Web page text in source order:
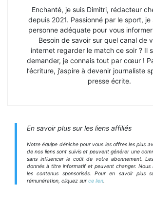
Enchanté, je suis Dimitri, rédacteur
depuis 2021. Passionné par le sport, je
personne adéquate pour vous
Besoin de savoir sur quel canal de
internet regarder le match ce soir ? Il
demander, je connais tout par cœur !
l’écriture, j’aspire à devenir journaliste
presse écrite.
En savoir plus sur les liens affiliés
Notre équipe déniche pour vous les offres les plus
de nos liens sont suivis et peuvent générer une
sans influencer le coût de votre abonnement.
donnés à titre informatif et peuvent changer. Nous
les contenus sponsorisés. Pour en savoir plus
rémunération, cliquez sur ce lien.